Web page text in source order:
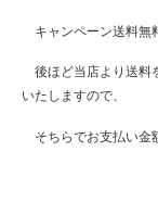
キャンペーン送料無
後ほど当店より送料
いたしますので、
そちらでお支払い金